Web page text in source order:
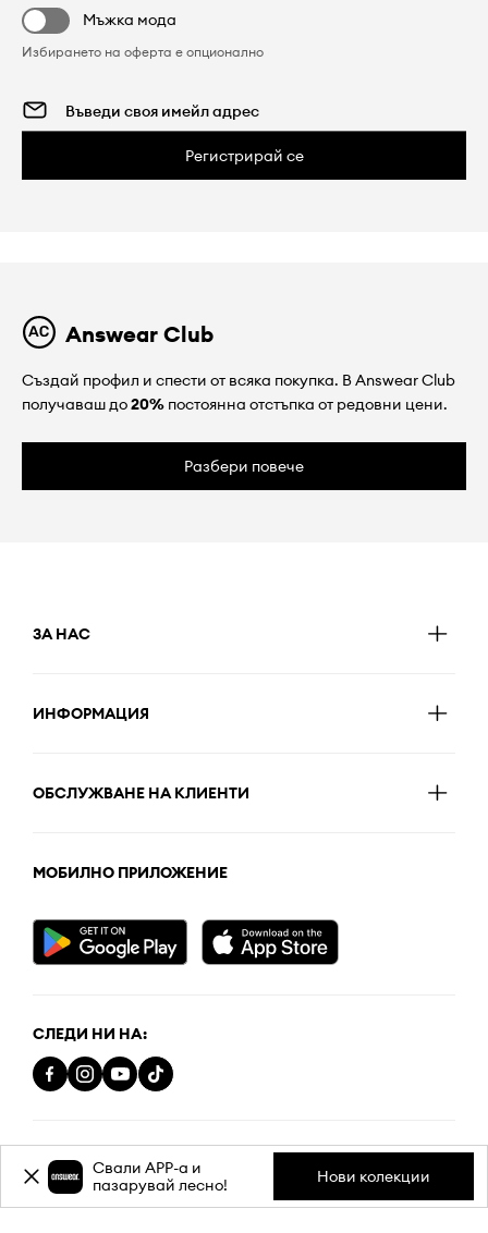
Мъжка мода
Избирането на оферта е опционално
Регистрирай се
Answear Club
Създай профил и спести от всяка покупка. В Answear Club
получаваш до20% постоянна отстъпка от редовни цени.
Разбери повече
ЗА НАС
ИНФОРМАЦИЯ
ОБСЛУЖВАНЕ НА КЛИЕНТИ
МОБИЛНО ПРИЛОЖЕНИЕ
СЛЕДИ НИ НА:
Правила и Условия
Свали APP-a и
пазарувай лесно!
Нови колекции